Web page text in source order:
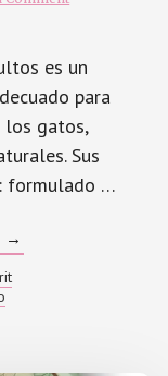
es un
para
los gatos,
Sus
formulado …
ABOUT
ALPHA
SPIRIT
MOUSSE
DE
→